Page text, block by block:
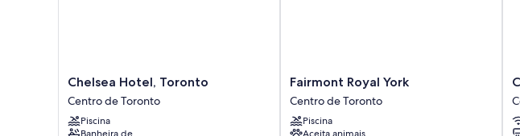
TVs de tela plana de
Guarda-roupa ou
Chelsea
Hotel,
Toronto
Centro
Chelsea Hotel, Toronto
Centro de Toronto
Piscina
Banheira de
Fairmont
Royal
York
Centro
Fairmont Royal York
Centro de Toronto
Piscina
Aceita animais